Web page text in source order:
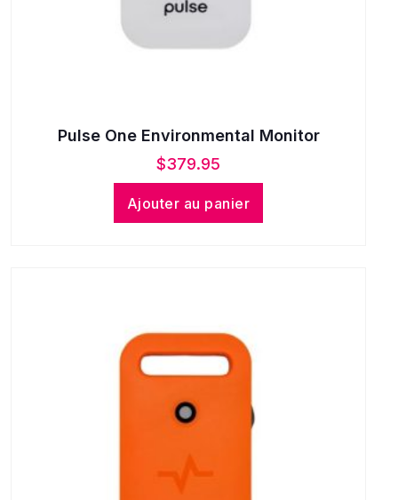
Pulse One Environmental Monitor
$379.95
Ajouter au panier